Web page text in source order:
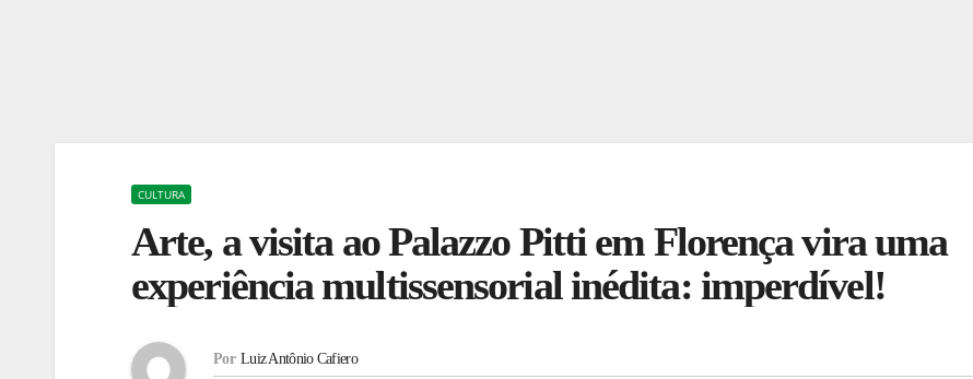
CULTURA
Arte, a visita ao Palazzo Pitti em Florença vira uma
experiência multissensorial inédita: imperdível!
Por Luiz Antônio Cafiero